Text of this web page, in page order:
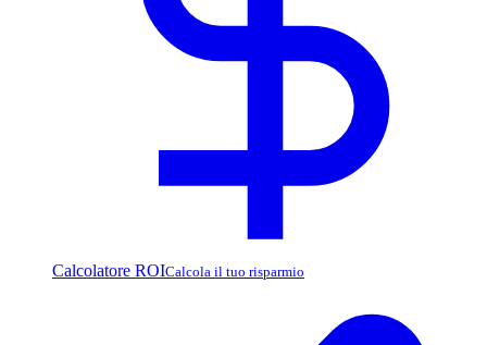
Calcolatore ROICalcola il tuo risparmio